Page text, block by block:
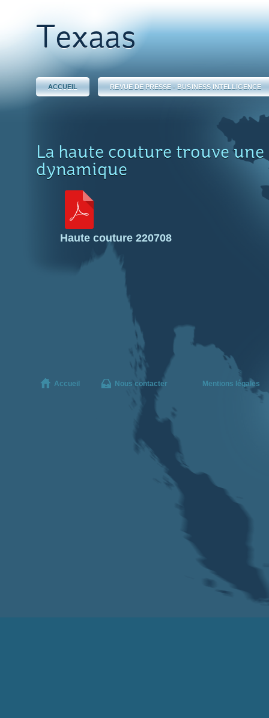
Texaas
ACCUEIL REVUE DE PRESSE - BUSINESS INTELLIGENCE
La haute couture trouve
dynamique
Haute couture 220708
Accueil Nous contacter Mentions légales